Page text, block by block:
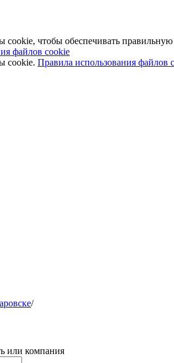
чтобы обеспечивать правильную
файлов cookie
cookie. Правила использования файлов
/
или компания